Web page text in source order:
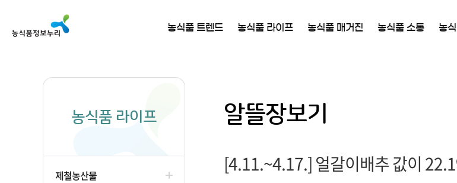
농식품 트렌드 농식품 라이프 농식품 매거진 농식품 소통 농
농식품 라이프
제철농산물
알뜰장보기
[4.11.~4.17.] 얼갈이배추 값이